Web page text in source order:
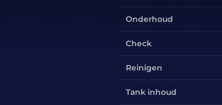
Onderhoud
Check
Reinigen
Tank inhoud